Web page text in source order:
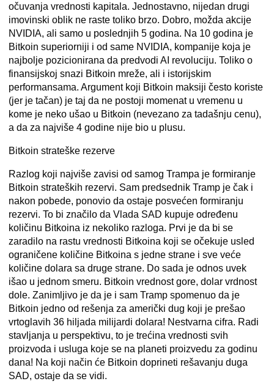
očuvanja vrednosti kapitala. Jednostavno, nijedan drugi
imovinski oblik ne raste toliko brzo. Dobro, možda akcije
NVIDIA, ali samo u poslednjih 5 godina. Na 10 godina je
Bitkoin superiorniji i od same NVIDIA, kompanije koja je
najbolje pozicionirana da predvodi AI revoluciju. Toliko o
finansijskoj snazi Bitkoin mreže, ali i istorijskim
performansama. Argument koji Bitkoin maksiji često koriste
(jer je tačan) je taj da ne postoji momenat u vremenu u
kome je neko ušao u Bitkoin (nevezano za tadašnju cenu),
a da za najviše 4 godine nije bio u plusu.
Bitkoin strateške rezerve
Razlog koji najviše zavisi od samog Trampa je formiranje
Bitkoin strateških rezervi. Sam predsednik Tramp je čak i
nakon pobede, ponovio da ostaje posvećen formiranju
rezervi. To bi značilo da Vlada SAD kupuje određenu
količinu Bitkoina iz nekoliko razloga. Prvi je da bi se
zaradilo na rastu vrednosti Bitkoina koji se očekuje usled
ograničene količine Bitkoina s jedne strane i sve veće
količine dolara sa druge strane. Do sada je odnos uvek
išao u jednom smeru. Bitkoin vrednost gore, dolar vrdnost
dole. Zanimljivo je da je i sam Tramp spomenuo da je
Bitkoin jedno od rešenja za američki dug koji je prešao
vrtoglavih 36 hiljada milijardi dolara! Nestvarna cifra. Radi
stavljanja u perspektivu, to je trećina vrednosti svih
proizvoda i usluga koje se na planeti proizvedu za godinu
dana! Na koji način će Bitkoin doprineti rešavanju duga
SAD, ostaje da se vidi.